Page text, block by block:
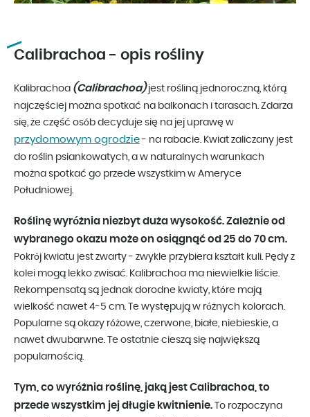
Calibrachoa - opis rośliny
Kalibrachoa (Calibrachoa)jest rośliną jednoroczną, którą
najczęściej można spotkać na balkonach i tarasach. Zdarza
się, że część osób decyduje się na jej uprawę w
przydomowym ogrodzie- na rabacie. Kwiat zaliczany jest
do roślin psiankowatych, a w naturalnych warunkach
można spotkać go przede wszystkim w Ameryce
Południowej.
Roślinę wyróżnia niezbyt duża wysokość. Zależnie od
wybranego okazu może on osiągnąć od 25 do 70 cm.
Pokrój kwiatu jest zwarty - zwykle przybiera kształt kuli. Pędy z
kolei mogą lekko zwisać. Kalibrachoa ma niewielkie liście.
Rekompensatą są jednak dorodne kwiaty, które mają
wielkość nawet 4-5 cm. Te występują w różnych kolorach.
Popularne są okazy różowe, czerwone, białe, niebieskie, a
nawet dwubarwne. Te ostatnie cieszą się największą
popularnością.
Tym, co wyróżnia roślinę, jaką jest Calibrachoa, to
przede wszystkim jej długie kwitnienie. To rozpoczyna